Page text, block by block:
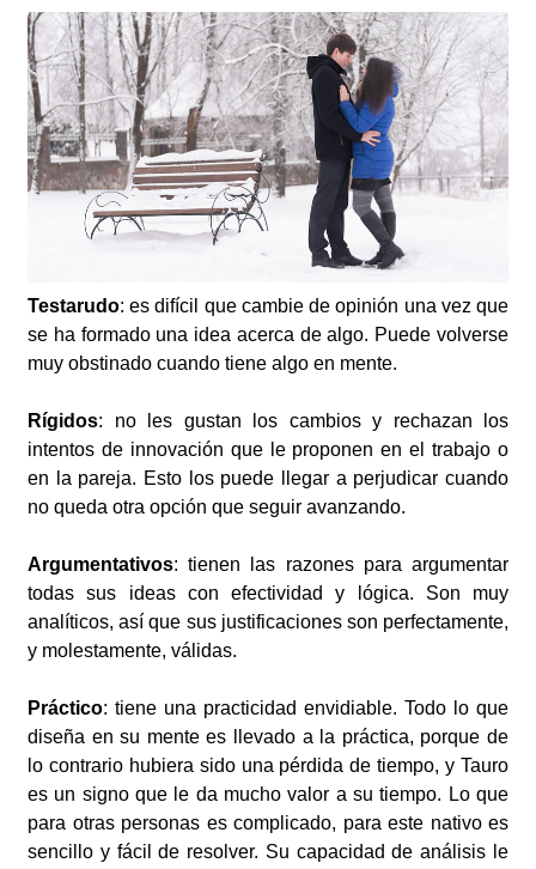
Testarudo: es difícil que cambie de opinión una vez que
se ha formado una idea acerca de algo. Puede volverse
muy obstinado cuando tiene algo en mente.
Rígidos: no les gustan los cambios y rechazan los
intentos de innovación que le proponen en el trabajo o
en la pareja. Esto los puede llegar a perjudicar cuando
no queda otra opción que seguir avanzando.
Argumentativos: tienen las razones para argumentar
todas sus ideas con efectividad y lógica. Son muy
analíticos, así que sus justificaciones son perfectamente,
y molestamente, válidas.
Práctico: tiene una practicidad envidiable. Todo lo que
diseña en su mente es llevado a la práctica, porque de
lo contrario hubiera sido una pérdida de tiempo, y Tauro
es un signo que le da mucho valor a su tiempo. Lo que
para otras personas es complicado, para este nativo es
sencillo y fácil de resolver. Su capacidad de análisis le